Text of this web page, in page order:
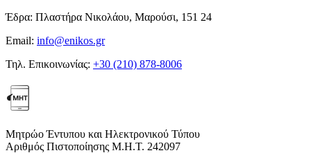
Έδρα: Πλαστήρα Νικολάου, Μαρούσι, 151 24
Email: info@enikos.gr
Τηλ. Επικοινωνίας: +30 (210) 878-8006
Μητρώο Έντυπου και Ηλεκτρονικού Τύπου
Αριθμός Πιστοποίησης Μ.Η.Τ. 242097